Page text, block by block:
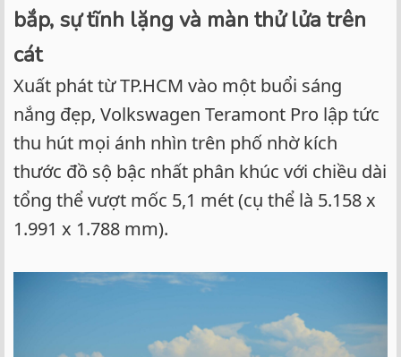
bắp, sự tĩnh lặng và màn thử lửa trên
cát
Xuất phát từ TP.HCM vào một buổi sáng
nắng đẹp, Volkswagen Teramont Pro lập tức
thu hút mọi ánh nhìn trên phố nhờ kích
thước đồ sộ bậc nhất phân khúc với chiều dài
tổng thể vượt mốc 5,1 mét (cụ thể là 5.158 x
1.991 x 1.788 mm).